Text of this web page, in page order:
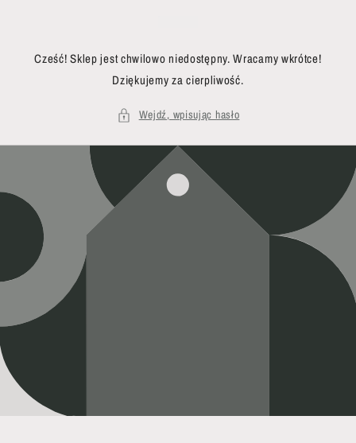
Cześć! Sklep jest chwilowo niedostępny. Wracamy wkrótce!
Dziękujemy za cierpliwość.
Wejdź, wpisując hasło